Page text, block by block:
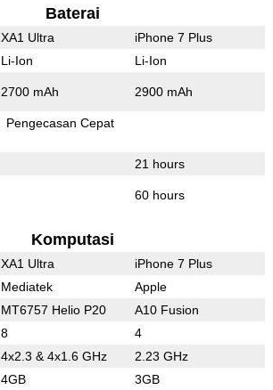
Baterai
XA1 Ultra iPhone 7 Plus
Li-Ion Li-Ion
2700 mAh 2900 mAh
Pengecasan Cepat
21 hours
60 hours
Komputasi
XA1 Ultra iPhone 7 Plus
Mediatek Apple
MT6757 Helio P20 A10 Fusion
8 4
4x2.3 & 4x1.6 GHz 2.23 GHz
4GB 3GB